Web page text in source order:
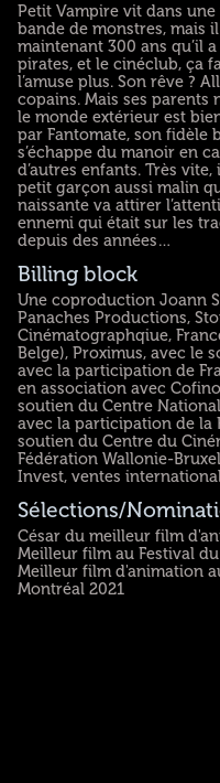
Petit Vampire vit dans
bande de monstres, mais
maintenant 300 ans qu’il
pirates, et le cinéclub, ça
l’amuse plus. Son rêve ?
copains. Mais ses parents
le monde extérieur est
par Fantomate, son fidèle
s’échappe du manoir en
d’autres enfants. Très
petit garçon aussi malin
naissante va attirer
ennemi qui était sur les
depuis des années…
Billing block
Une coproduction Joann
Panaches Productions,
Cinématographqiue,
Belge), Proximus, avec le
avec la participation de
en association avec
soutien du Centre
avec la participation de la
soutien du Centre du
Fédération Wallonie-
Invest, ventes
Sélections/
César du meilleur film
Meilleur film au Festival
Meilleur film d'animation
Montréal 2021